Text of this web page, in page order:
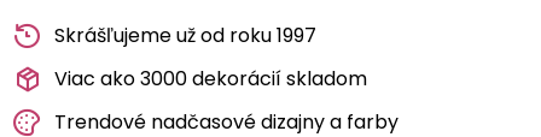
Skrášľujeme už od roku 1997
Viac ako 3000 dekorácií skladom
Trendové nadčasové dizajny a farby